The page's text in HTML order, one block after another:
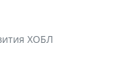
ХОБЛ